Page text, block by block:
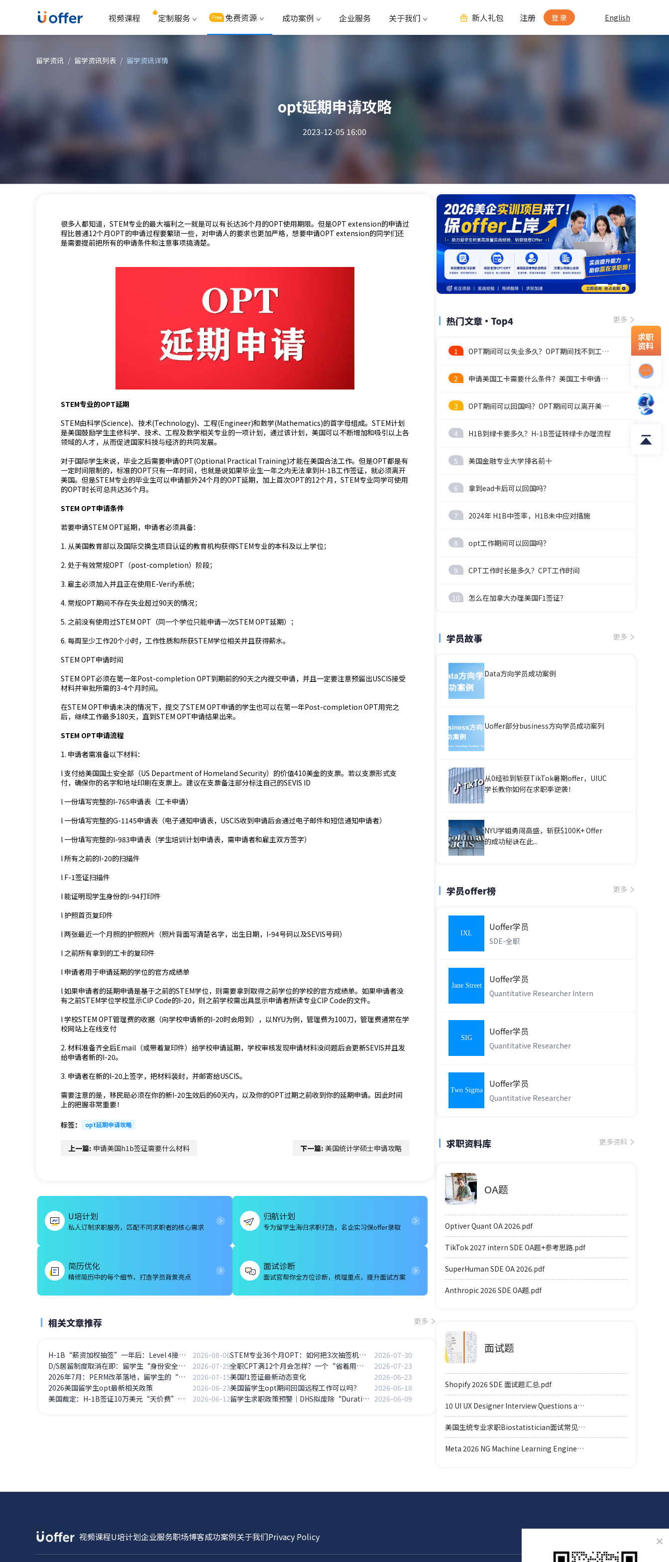
视频课程 定制服务 免费资源 成功案例 企业服务 关于我们 新人礼包 注册 登 录 English
留学资讯 / 留学资讯列表 / 留学资讯详情
opt延期申请攻略
2023-12-05 16:00
很多人都知道，STEM专业的最大福利之一就是可以有长达36个月的OPT使用期限。但是OPT extension的申请过
程比普通12个月OPT的申请过程要繁琐一些，对申请人的要求也更加严格，想要申请OPT extension的同学们还
是需要提前把所有的申请条件和注意事项搞清楚。
STEM专业的OPT延期
STEM由科学(Science)、技术(Technology)、工程(Engineer)和数学(Mathematics)的首字母组成。STEM计划
是美国鼓励学生主修科学、技术、工程及数学相关专业的一项计划，通过该计划，美国可以不断增加和吸引以上各
领域的人才，从而促进国家科技与经济的共同发展。
对于国际学生来说，毕业之后需要申请OPT(Optional Practical Training)才能在美国合法工作。但是OPT都是有
一定时间限制的，标准的OPT只有一年时间，也就是说如果毕业生一年之内无法拿到H-1B工作签证，就必须离开
美国。但是STEM专业的毕业生可以申请额外24个月的OPT延期，加上首次OPT的12个月，STEM专业同学可使用
的OPT时长可总共达36个月。
STEM OPT申请条件
若要申请STEM OPT延期，申请者必须具备：
1. 从美国教育部以及国际交换生项目认证的教育机构获得STEM专业的本科及以上学位；
2. 处于有效常规OPT（post-completion）阶段；
3. 雇主必须加入并且正在使用E-Verify系统；
4. 常规OPT期间不存在失业超过90天的情况；
5. 之前没有使用过STEM OPT（同一个学位只能申请一次STEM OPT延期）；
6. 每周至少工作20个小时，工作性质和所获STEM学位相关并且获得薪水。
STEM OPT申请时间
STEM OPT必须在第一年Post-completion OPT到期前的90天之内提交申请，并且一定要注意预留出USCIS接受
材料并审批所需的3-4个月时间。
在STEM OPT申请未决的情况下，提交了STEM OPT申请的学生也可以在第一年Post-completion OPT用完之
后，继续工作最多180天，直到STEM OPT申请结果出来。
STEM OPT申请流程
1. 申请者需准备以下材料：
l 支付给美国国土安全部（US Department of Homeland Security）的价值410美金的支票。若以支票形式支
付，确保你的名字和地址印刷在支票上。建议在支票备注部分标注自己的SEVIS ID
l 一份填写完整的I-765申请表（工卡申请）
l 一份填写完整的G-1145申请表（电子通知申请表，USCIS收到申请后会通过电子邮件和短信通知申请者）
l 一份填写完整的I-983申请表（学生培训计划申请表，需申请者和雇主双方签字）
l 所有之前的I-20的扫描件
l F-1签证扫描件
l 能证明现学生身份的I-94打印件
l 护照首页复印件
l 两张最近一个月照的护照照片（照片背面写清楚名字，出生日期，I-94号码以及SEVIS号码）
l 之前所有拿到的工卡的复印件
l 申请者用于申请延期的学位的官方成绩单
l 如果申请者的延期申请是基于之前的STEM学位，则需要拿到取得之前学位的学校的官方成绩单。如果申请者没
有之前STEM学位学校显示CIP Code的I-20，则之前学校需出具显示申请者所读专业CIP Code的文件。
l 学校STEM OPT管理费的收据（向学校申请新的I-20时会用到），以NYU为例，管理费为100刀，管理费通常在学
校网站上在线支付
2. 材料准备齐全后Email（或带着复印件）给学校申请延期，学校审核发现申请材料没问题后会更新SEVIS并且发
给申请者新的I-20。
3. 申请者在新的I-20上签字，把材料装封，并邮寄给USCIS。
需要注意的是，移民局必须在你的新I-20生效后的60天内，以及你的OPT过期之前收到你的延期申请。因此时间
上的把握非常重要！
标签： opt延期申请攻略
上一篇: 申请美国h1b签证需要什么材料 下一篇: 美国统计学硕士申请攻略
U培计划
私人订制求职服务，匹配不同求职者的核心需求
归航计划
专为留学生海归求职打造，名企实习保offer录取
简历优化
精修简历中的每个细节，打造学员背景亮点
面试诊断
面试官帮你全方位诊断，梳理重点，提升面试方案
相关文章推荐 更多
H-1B“薪资加权抽签”一年后：Level 4接近100%中签，Level 1骤降至5%——高薪岗位通吃 2026-08-06 STEM专业36个月OPT：如何把3次抽签机会用到极致？
2026-07-30
D/S居留制度取消在即：留学生“身份安全感”正在蒸发
2026-07-29 全职CPT满12个月会怎样？一个“省着用”的代价
2026-07-23
2026年7月：PERM改革落地，留学生的“美国梦”迎来关键转折点
2026-07-15美国f1签证最新动态变化
2026-06-23
2026美国留学生opt最新相关政策
2026-06-23美国留学生opt期间回国远程工作可以吗？
2026-06-18
美国裁定：H-1B签证10万美元“天价费”违法
2026-06-12 留学生求职政策预警｜DHS拟废除“Duration of Status”（D/S），四年学制倒计时开始 2026-06-09
热门文章·Top4 更多
1 OPT期间可以失业多久？OPT期间找不到工作怎么办？
2 申请美国工卡需要什么条件？美国工卡申请流程
3 OPT期间可以回国吗？OPT期间可以离开美国吗
4 H1B到绿卡要多久？H-1B签证转绿卡办理流程
5 美国金融专业大学排名前十
6 拿到ead卡后可以回国吗？
7 2024年 H1B中签率，H1B未中应对措施
8 opt工作期间可以回国吗？
9 CPT工作时长是多久？CPT工作时间
10 怎么在加拿大办理美国F1签证？
学员故事 更多
Data方向学员成功案例
Uoffer部分business方向学员成功案列
从0经验到斩获TikTok暑期offer，UIUC
学长教你如何在求职季逆袭！
NYU学姐勇闯高盛，斩获$100K+ Offer
的成功秘诀在此...
学员offer榜 更多
IXL
Learning
Uoffer学员
SDE-全职
Jane Street
Uoffer学员
Quantitative Researcher Intern
SIG
Uoffer学员
Quantitative Researcher
Two Sigma
Uoffer学员
Quantitative Researcher
求职资料库 更多资料
OA题
Optiver Quant OA 2026.pdf
TikTok 2027 intern SDE OA题+参考思路.pdf
SuperHuman SDE OA 2026.pdf
Anthropic 2026 SDE OA题.pdf
面试题
Shopify 2026 SDE 面试题汇总.pdf
10 UI UX Designer Interview Questions and Answers.pdf
美国生统专业求职Biostatistician面试常见例题题型.pdf
Meta 2026 NG Machine Learning Engineer coding轮面参考.pdf
求职
资料
×
视频课程U培计划企业服务职场博客成功案例关于我们Privacy Policy